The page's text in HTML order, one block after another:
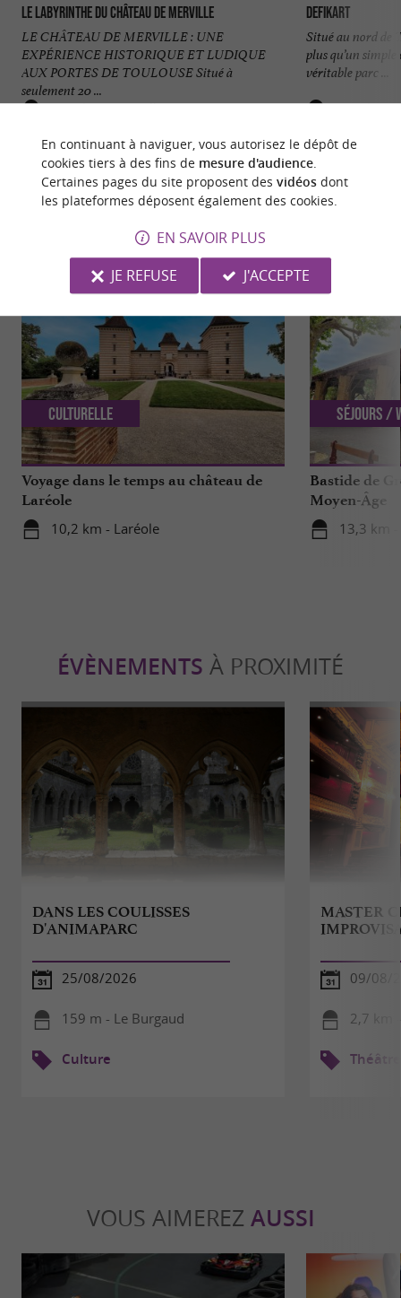
Le Labyrinthe du Château de Merville
LE CHÂTEAU DE MERVILLE : UNE
EXPÉRIENCE HISTORIQUE ET LUDIQUE
AUX PORTES DE TOULOUSE Situé à
seulement 20 ...
15,6 km - Merville
DefiKart
Situé au nord de
plus qu’un simple
véritable parc ...
29,3 km -
NOUS AVONS TESTÉPOUR VOUS
Voyage dans le temps au château de
Laréole
10,2 km - Laréole
Culturelle
Bastide de
Moyen-Âge
13,3 km
Séjours /
ÉVÈNEMENTS À PROXIMITÉ
DANS LES COULISSES
D'ANIMAPARC
25/08/2026
159 m - Le Burgaud
Culture
MASTER
09/08/
2,7 km
Théâtre
VOUS AIMEREZ AUSSI
En continuant à naviguer, vous autorisez le dépôt de
cookies tiers à des fins de mesure d'audience.
Certaines pages du site proposent des vidéosdont
les plateformes déposent également des cookies.
EN SAVOIR PLUS
JE REFUSE
J'ACCEPTE